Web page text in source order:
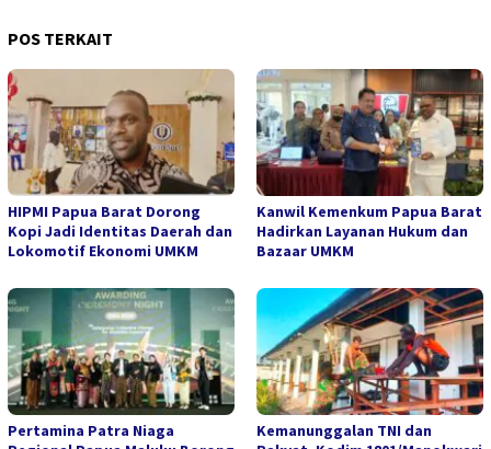
POS TERKAIT
HIPMI Papua Barat Dorong
Kopi Jadi Identitas Daerah dan
Lokomotif Ekonomi UMKM
Kanwil Kemenkum Papua Barat
Hadirkan Layanan Hukum dan
Bazaar UMKM
Pertamina Patra Niaga
Kemanunggalan TNI dan